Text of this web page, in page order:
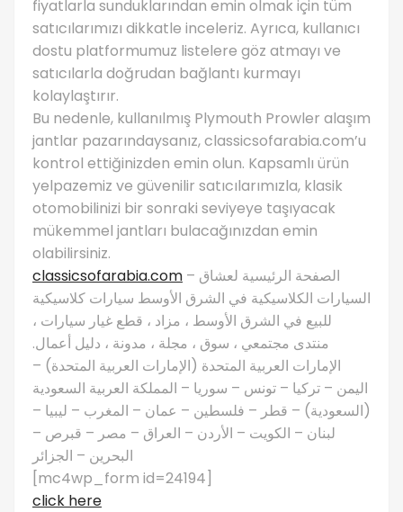
fiyatlarla sunduklarından emin olmak için tüm
satıcılarımızı dikkatle inceleriz. Ayrıca, kullanıcı
dostu platformumuz listelere göz atmayı ve
satıcılarla doğrudan bağlantı kurmayı
kolaylaştırır.
Bu nedenle, kullanılmış Plymouth Prowler alaşım
jantlar pazarındaysanız, classicsofarabia.com’u
kontrol ettiğinizden emin olun. Kapsamlı ürün
yelpazemiz ve güvenilir satıcılarımızla, klasik
otomobilinizi bir sonraki seviyeye taşıyacak
mükemmel jantları bulacağınızdan emin
olabilirsiniz.
classicsofarabia.com – الصفحة الرئيسية لعشاق
السيارات الكلاسيكية في الشرق الأوسط سيارات كلاسيكية
للبيع في الشرق الأوسط ، مزاد ، قطع غيار سيارات ،
منتدى مجتمعي ، سوق ، مجلة ، مدونة ، دليل أعمال.
الإمارات العربية المتحدة (الإمارات العربية المتحدة) –
اليمن – تركيا – تونس – سوريا – المملكة العربية السعودية
(السعودية) – قطر – فلسطين – عمان – المغرب – ليبيا –
لبنان – الكويت – الأردن – العراق – مصر – قبرص –
البحرين – الجزائر
[mc4wp_form id=24194]
click here